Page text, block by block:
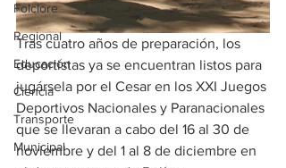
Folclore
Regional
Educación
Ciencia
Transporte
Municipal
Tras cuatro años de preparación, los
deportistas ya se encuentran listos para
jugársela por el Cesar en los XXI Juegos
Deportivos Nacionales y Paranacionales
que se llevaran a cabo del 16 al 30 de
noviembre y del 1 al 8 de diciembre en